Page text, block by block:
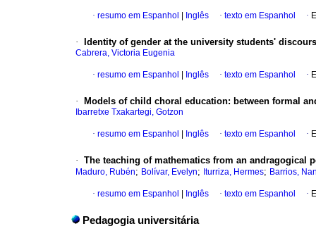
· resumo em Espanhol Inglês · texto em Espanhol ·
· Identity of gender at the university students'
Cabrera, Victoria Eugenia
· resumo em Espanhol Inglês · texto em Espanhol ·
· Models of child choral education: between formal
Ibarretxe Txakartegi, Gotzon
· resumo em Espanhol Inglês · texto em Espanhol ·
· The teaching of mathematics from an andragogical
Maduro, Rubén; Bolívar, Evelyn; Iturriza, Hermes; Barrios,
· resumo em Espanhol Inglês · texto em Espanhol ·
Pedagogia universitária